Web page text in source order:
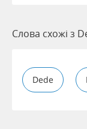
Слова схожі з
Dede